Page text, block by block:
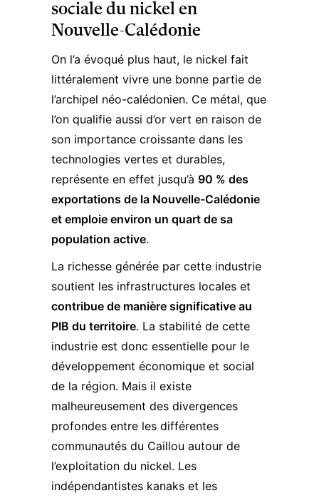
sociale du nickel en
Nouvelle-Calédonie
On l’a évoqué plus haut, le nickel fait
littéralement vivre une bonne partie de
l’archipel néo-calédonien. Ce métal, que
l’on qualifie aussi d’or vert en raison de
son importance croissante dans les
technologies vertes et durables,
représente en effet jusqu’à 90 % des
exportations de la Nouvelle-Calédonie
et emploie environ un quart de sa
population active.
La richesse générée par cette industrie
soutient les infrastructures locales et
contribue de manière significative au
PIB du territoire. La stabilité de cette
industrie est donc essentielle pour le
développement économique et social
de la région​. Mais il existe
malheureusement des divergences
profondes entre les différentes
communautés du Caillou autour de
l’exploitation du nickel. Les
indépendantistes kanaks et les